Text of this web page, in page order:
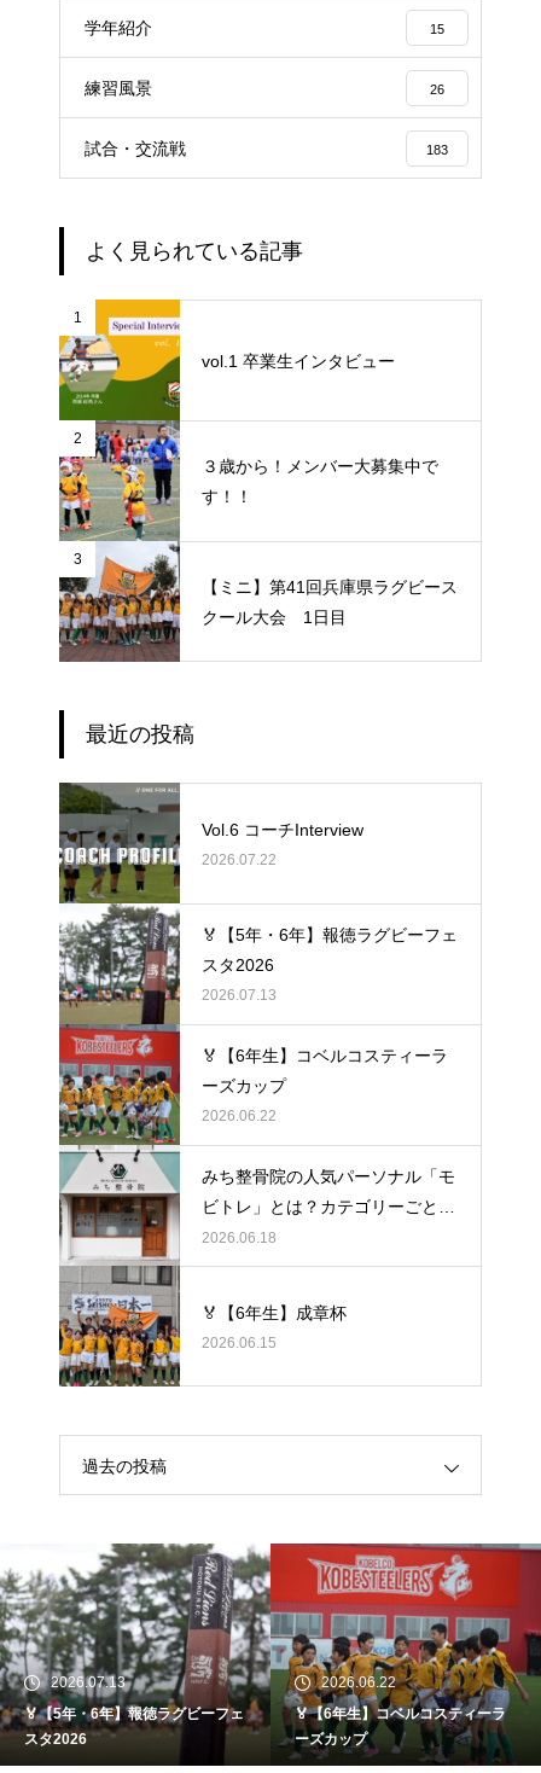
学年紹介 15
練習風景 26
試合・交流戦 183
よく見られている記事
1
vol.1 卒業生インタビュー
2
３歳から！メンバー大募集中で
す！！
3
【ミニ】第41回兵庫県ラグビース
クール大会 1日目
最近の投稿
Vol.6 コーチInterview
2026.07.22
🏅【5年・6年】報徳ラグビーフェ
スタ2026
2026.07.13
🏅【6年生】コベルコスティーラ
ーズカップ
2026.06.22
みち整骨院の人気パーソナル「モ
ビトレ」とは？カテゴリーごとの
ラグビーの悩みをヒントに考え
る、身体のケア
2026.06.18
🏅【6年生】成章杯
2026.06.15
過去の投稿
2026.07.13
🏅【5年・6年】報徳ラグビーフェ
スタ2026
2026.06.22
🏅【6年生】コベルコスティーラ
ーズカップ